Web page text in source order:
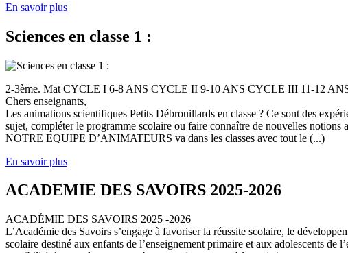
En savoir plus
Sciences en classe 1 :
2-3ème. Mat CYCLE I 6-8 ANS CYCLE II 9-10 ANS CYCLE III 11-12
Chers enseignants,
Les animations scientifiques Petits Débrouillards en classe ? Ce sont des
sujet, compléter le programme scolaire ou faire connaître de nouvelles notions
NOTRE EQUIPE D’ANIMATEURS va dans les classes avec tout le (...)
En savoir plus
ACADEMIE DES SAVOIRS 2025-2026
ACADÉMIE DES SAVOIRS 2025 -2026
L’Académie des Savoirs s’engage à favoriser la réussite scolaire, le
scolaire destiné aux enfants de l’enseignement primaire et aux adolescents